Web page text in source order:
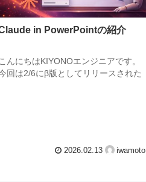
in PowerPointの紹介
こんにちはKIYONOエンジニアです。
回は2/6にβ版としてリリースされた
2026.02.13 iwamoto